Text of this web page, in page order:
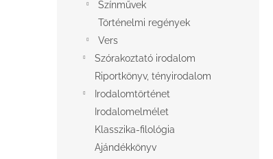
Színművek
Történelmi regények
Vers
Szórakoztató irodalom
Riportkönyv, tényirodalom
Irodalomtörténet
Irodalomelmélet
Klasszika-filológia
Ajándékkönyv